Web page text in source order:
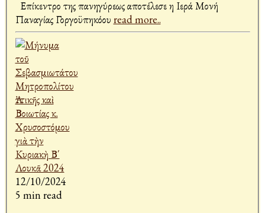
Επίκεντρο της πανηγύρεως αποτέλεσε η Ιερά Μονή
Παναγίας Γοργοϋπηκόου read more..
12/10/2024
5 min read